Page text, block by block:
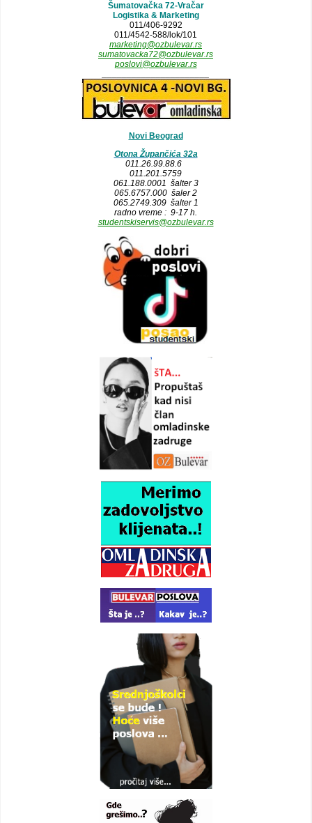
Šumatovačka 72-Vračar
Logistika & Marketing
011/406-9292
011/4542-588/lok/101
marketing@ozbulevar.rs
sumatovacka72@ozbulevar.rs
poslovi@ozbulevar.rs
Novi Beograd
Otona Župančića 32a
011.26.99.88.6
011.201.5759
061.188.0001 šalter 3
065.6757.000 šaler 2
065.2749.309 šalter 1
radno vreme : 9-17 h.
studentskiservis@ozbulevar.rs